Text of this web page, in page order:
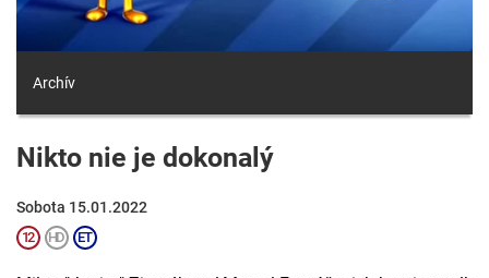
Archív
Nikto nie je dokonalý
Sobota 15.01.2022